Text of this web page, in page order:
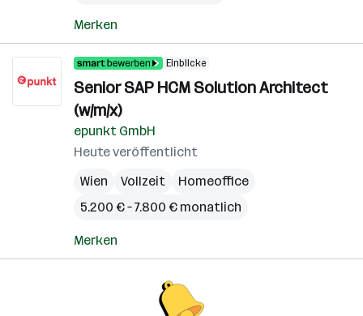
Merken
Einblicke
Senior SAP HCM Solution Architect
(w/m/x)
epunkt GmbH
Heute veröffentlicht
Wien
Vollzeit
Homeoffice
5.200 € – 7.800 € monatlich
Merken